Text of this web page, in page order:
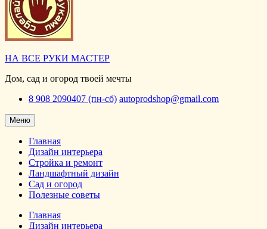
НА ВСЕ РУКИ МАСТЕР
Дом, сад и огород твоей мечты
8 908 2090407 (пн-сб) autoprodshop@gmail.com
Меню
Главная
Дизайн интерьера
Стройка и ремонт
Ландшафтный дизайн
Сад и огород
Полезные советы
Главная
Дизайн интерьера